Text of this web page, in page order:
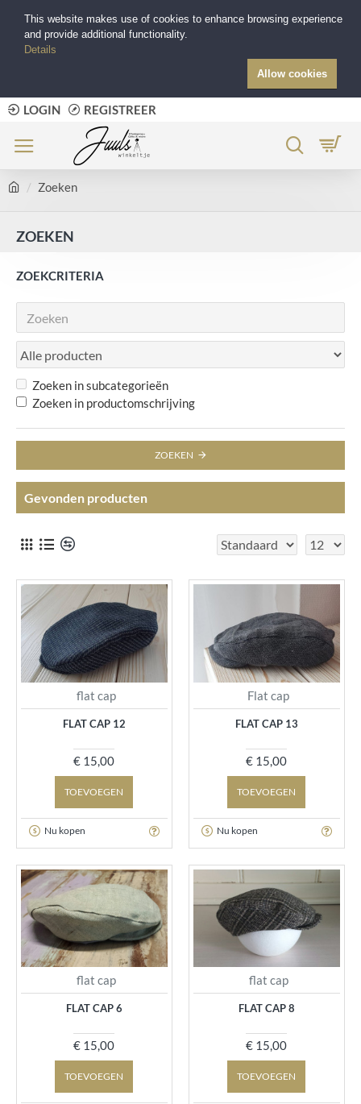
LOGIN REGISTREER
Zoeken
ZOEKEN
ZOEKCRITERIA
Zoeken in subcategorieën
Zoeken in productomschrijving
ZOEKEN
Gevonden producten
flat cap
FLAT CAP 12
€ 15,00
TOEVOEGEN
Nu kopen
Flat cap
FLAT CAP 13
€ 15,00
TOEVOEGEN
Nu kopen
flat cap
FLAT CAP 6
€ 15,00
TOEVOEGEN
flat cap
FLAT CAP 8
€ 15,00
TOEVOEGEN
This website makes use of cookies to enhance browsing experience
and provide additional functionality.
Details
Allow cookies